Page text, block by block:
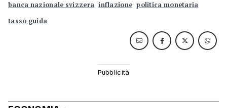
banca nazionale svizzera inflazione politica monetaria
tasso guida